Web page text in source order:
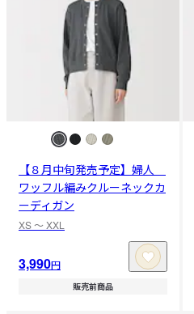
【８月中旬発売予定】婦人
ワッフル編みクルーネックカ
ーディガン
XS 〜 XXL
3,990円
販売前商品